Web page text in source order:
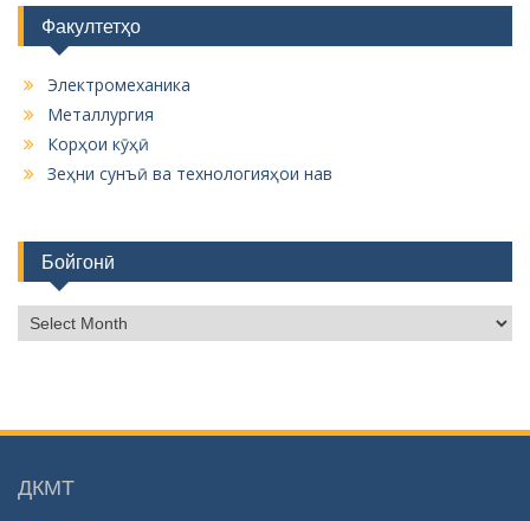
Факултетҳо
Электромеханика
Металлургия
Корҳои кӯҳӣ
Зеҳни сунъӣ ва технологияҳои нав
Бойгонӣ
о
н
ДКМТ